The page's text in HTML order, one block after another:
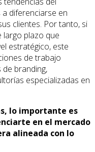
diferenciarse en
clientes. Por tanto, si
plazo que
estratégico, este
de trabajo
branding,
especializadas en
lo importante es
en el mercado
alineada con lo